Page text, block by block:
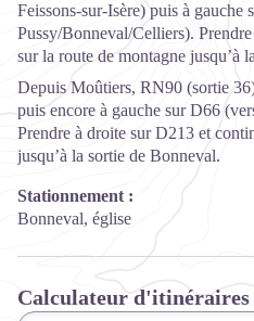
Feissons-sur-Isère) puis à gauche
Pussy/Bonneval/Celliers).
sur la route de montagne jusqu’à
Depuis Moûtiers, RN90 (sortie
puis encore à gauche sur D66
Prendre à droite sur D213 et
jusqu’à la sortie de Bonneval.
Stationnement :
Bonneval, église
Calculateur d'itinéraires